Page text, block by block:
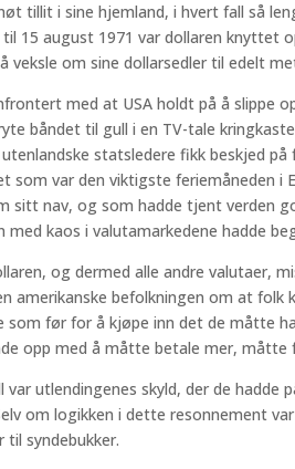
tillit i sine hjemland, i hvert fall så
15 august 1971 var dollaren knyttet
veksle om sine dollarsedler til edelt
med at USA holdt på å slippe
båndet til gull i en TV-tale
statsledere fikk beskjed
som var den viktigste feriemåneden i
sitt nav, og som hadde tjent verden
med kaos i valutamarkedene hadde
og dermed alle andre valutaer,
amerikanske befolkningen om at folk
som før for å kjøpe inn det de måtte
opp med å måtte betale mer, måtte
var utlendingenes skyld, der de hadde
om logikken i dette resonnement
syndebukker.